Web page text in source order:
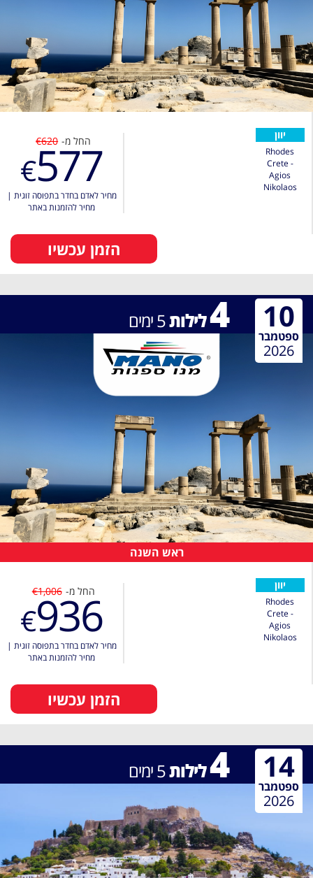
יוון
Rhodes
Crete -
Agios
Nikolaos
החל מ- €620
€577
מחיר לאדם בחדר בתפוסה זוגית |
מחיר להזמנות באתר
הזמן עכשיו
4לילות5ימים
ראש השנה
10
ספטמבר
2026
יוון
Rhodes
Crete -
Agios
Nikolaos
החל מ- €1,006
€936
מחיר לאדם בחדר בתפוסה זוגית |
מחיר להזמנות באתר
הזמן עכשיו
4לילות5ימים 14
ספטמבר
2026